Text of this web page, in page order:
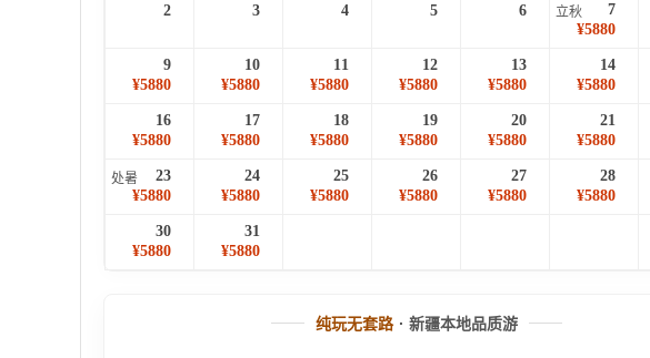
2 3 4 5 6 立秋
7
¥5880
9
¥5880
10
¥5880
11
¥5880
12
¥5880
13
¥5880
14
¥5880
16
¥5880
17
¥5880
18
¥5880
19
¥5880
20
¥5880
21
¥5880
处暑
23
¥5880
24
¥5880
25
¥5880
26
¥5880
27
¥5880
28
¥5880
30
¥5880
31
¥5880
纯玩无套路 · 新疆本地品质游